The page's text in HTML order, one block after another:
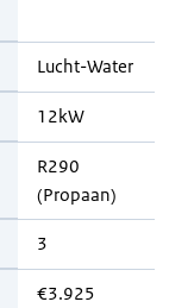
Lucht-Water
12kW
R290
(Propaan)
3
€3.925